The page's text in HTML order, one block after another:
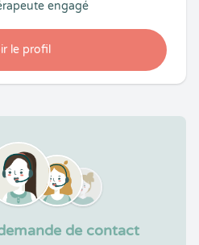
le profil
engagé
de contact